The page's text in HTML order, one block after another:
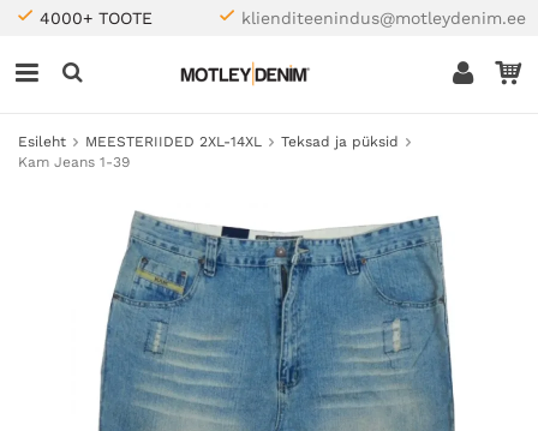
4000+ TOOTE klienditeenindus@motleydenim.ee
Esileht MEESTERIIDED 2XL-14XL
Teksad ja püksid
Kam Jeans 1-39